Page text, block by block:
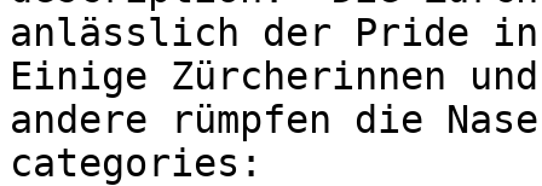
anlässlich der Pride in
Einige Zürcherinnen
andere rümpfen die
categories: